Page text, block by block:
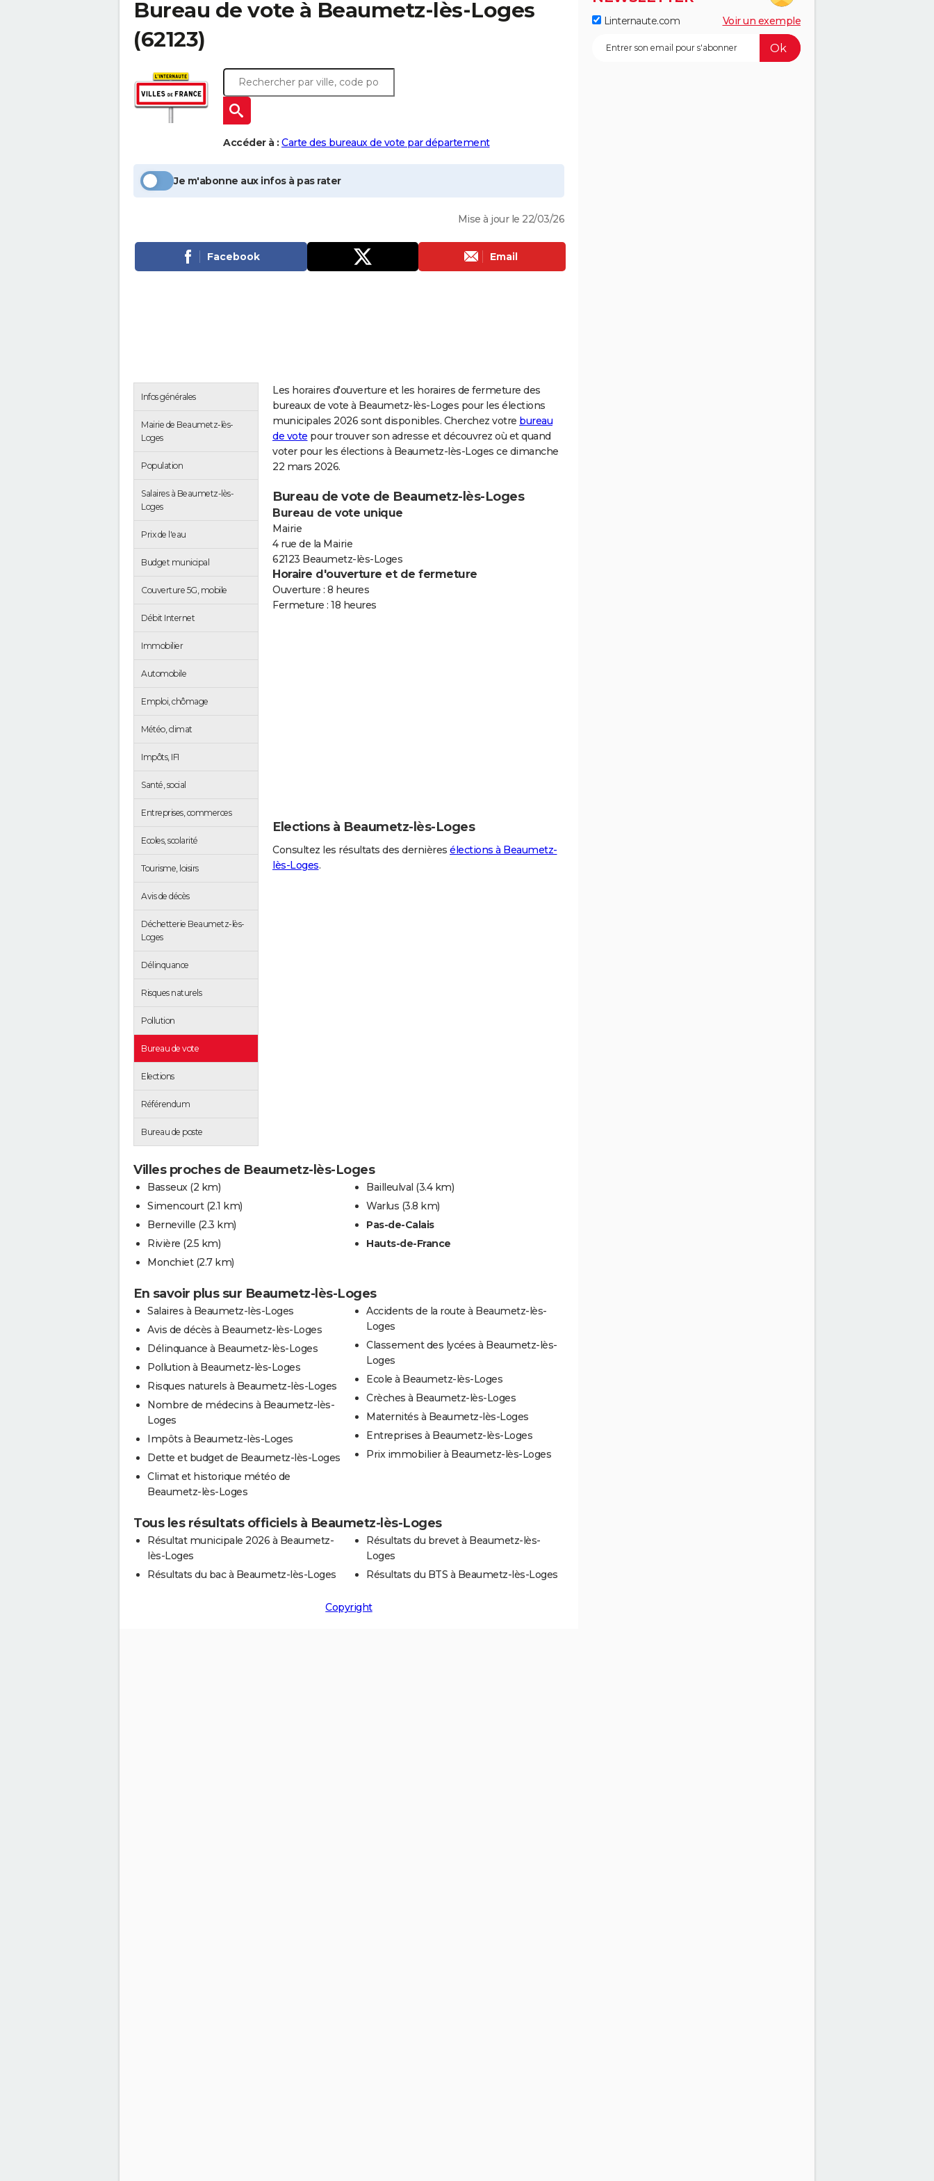
Bureau de vote à Beaumetz-lès-Loges
(62123)
Accéder à : Carte des bureaux de vote par département
Je m'abonne aux infos à pas rater
Mise à jour le 22/03/26
Facebook Email
Infos générales
Mairie de Beaumetz-lès-
Loges
Population
Salaires à Beaumetz-lès-
Loges
Prix de l'eau
Budget municipal
Couverture 5G, mobile
Débit Internet
Immobilier
Automobile
Emploi, chômage
Météo, climat
Impôts, IFI
Santé, social
Entreprises, commerces
Ecoles, scolarité
Tourisme, loisirs
Avis de décès
Déchetterie Beaumetz-lès-
Loges
Délinquance
Risques naturels
Pollution
Bureau de vote
Elections
Référendum
Bureau de poste
Les horaires d'ouverture et les horaires de fermeture des
bureaux de vote à Beaumetz-lès-Loges pour les élections
municipales 2026 sont disponibles. Cherchez votre bureau
de vote pour trouver son adresse et découvrez où et quand
voter pour les élections à Beaumetz-lès-Loges ce dimanche
22 mars 2026.
Bureau de vote de Beaumetz-lès-Loges
Bureau de vote unique
Mairie
4 rue de la Mairie
62123 Beaumetz-lès-Loges
Horaire d'ouverture et de fermeture
Ouverture : 8 heures
Fermeture : 18 heures
Elections à Beaumetz-lès-Loges
Consultez les résultats des dernières élections à Beaumetz-
lès-Loges.
Villes proches de Beaumetz-lès-Loges
Basseux (2 km)
Simencourt (2.1 km)
Berneville (2.3 km)
Rivière (2.5 km)
Monchiet (2.7 km)
Bailleulval (3.4 km)
Warlus (3.8 km)
Pas-de-Calais
Hauts-de-France
En savoir plus sur Beaumetz-lès-Loges
Salaires à Beaumetz-lès-Loges
Avis de décès à Beaumetz-lès-Loges
Délinquance à Beaumetz-lès-Loges
Pollution à Beaumetz-lès-Loges
Risques naturels à Beaumetz-lès-Loges
Nombre de médecins à Beaumetz-lès-
Loges
Impôts à Beaumetz-lès-Loges
Dette et budget de Beaumetz-lès-Loges
Climat et historique météo de
Beaumetz-lès-Loges
Accidents de la route à Beaumetz-lès-
Loges
Classement des lycées à Beaumetz-lès-
Loges
Ecole à Beaumetz-lès-Loges
Crèches à Beaumetz-lès-Loges
Maternités à Beaumetz-lès-Loges
Entreprises à Beaumetz-lès-Loges
Prix immobilier à Beaumetz-lès-Loges
Tous les résultats officiels à Beaumetz-lès-Loges
Résultat municipale 2026 à Beaumetz-
lès-Loges
Résultats du bac à Beaumetz-lès-Loges
Résultats du brevet à Beaumetz-lès-
Loges
Résultats du BTS à Beaumetz-lès-Loges
Copyright
Linternaute.com Voir un exemple